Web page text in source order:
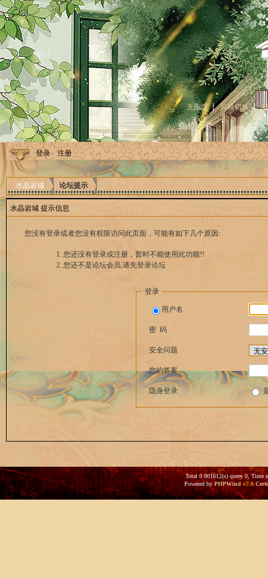
无图版 风格切换
登录 注册
水晶岩城 论坛提示
水晶岩城 提示信息
您没有登录或者您没有权限访问此页面，可能有如下几个原因:
您还没有登录或注册，暂时不能使用此功能!!
您还不是论坛会员,请先登录论坛
登录
用户名
密 码
安全问题
您的答案
隐身登录
Total 0.001612(s) query 0, Time
Powered byPHPWind v7.0